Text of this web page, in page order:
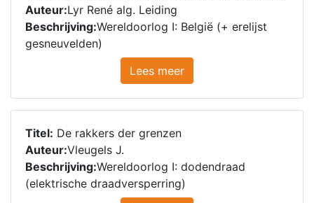
Auteur:Lyr René alg. Leiding
Beschrijving:Wereldoorlog I: België (+ erelijst
gesneuvelden)
Lees meer
Titel: De rakkers der grenzen
Auteur:Vleugels J.
Beschrijving:Wereldoorlog I: dodendraad
(elektrische draadversperring)